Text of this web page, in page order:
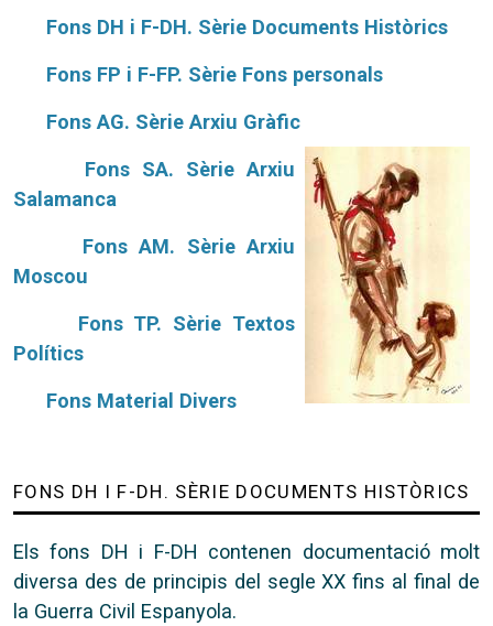
Fons DH i F-DH. Sèrie Documents Històrics
Fons FP i F-FP. Sèrie Fons personals
Fons AG. Sèrie Arxiu Gràfic
Fons SA. Sèrie Arxiu
Salamanca
Fons AM. Sèrie Arxiu
Moscou
Fons TP. Sèrie Textos
Polítics
Fons Material Divers
FONS DH I F-DH. SÈRIE DOCUMENTS HISTÒRICS
Els fons DH i F-DH contenen documentació molt
diversa des de principis del segle XX fins al final de
la Guerra Civil Espanyola.